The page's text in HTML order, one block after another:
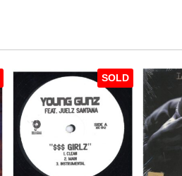
SOLD